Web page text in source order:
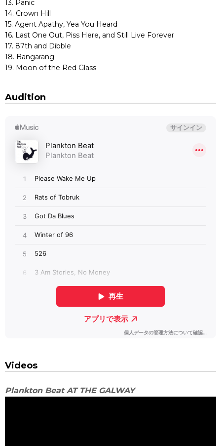
13. Panic
14. Crown Hill
15. Agent Apathy, Yea You Heard
16. Last One Out, Piss Here, and Still Live Forever
17. 87th and Dibble
18. Bangarang
19. Moon of the Red Glass
Audition
Videos
Plankton Beat AT THE GALWAY